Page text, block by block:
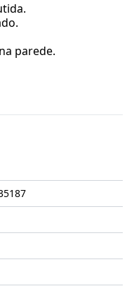
parede.